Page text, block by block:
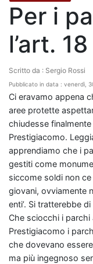
Per i
l’art. 18
Scritto da : Sergio Rossi
Pubblicato in data : venerdì,
Ci eravamo appena
aree protette
chiudesse
Prestigiacomo.
apprendiamo che i
gestiti come
siccome soldi non ce
giovani, ovviamente
enti’. Si tratterebbe
Che sciocchi i parchi
Prestigiacomo i
che dovevano
ma più ingegnoso